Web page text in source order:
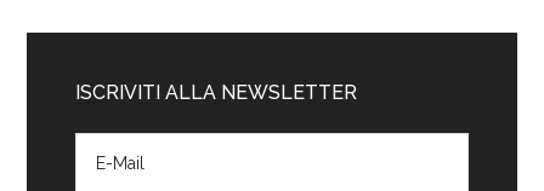
ISCRIVITI ALLA NEWSLETTER